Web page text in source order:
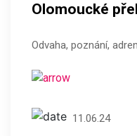
Olomoucké
Odvaha, poznání,
11.06.24